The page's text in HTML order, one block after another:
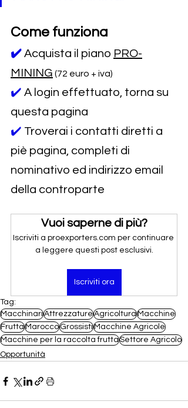
Come funziona
✔️ Acquista il piano PRO-
MINING (72 euro + iva)
✔️ A login effettuato, torna su
questa pagina
✔️ Troverai i contatti diretti a
piè pagina, completi di
nominativo ed indirizzo email
della controparte
Vuoi saperne di più?
Iscriviti a proexporters.com per continuare
a leggere questi post esclusivi.
Iscriviti ora
Tag:
MacchinariAttrezzatureAgricolturaMacchine
FruttaMaroccoGrossistiMacchine Agricole
Macchine per la raccolta fruttaSettore Agricolo
Opportunità